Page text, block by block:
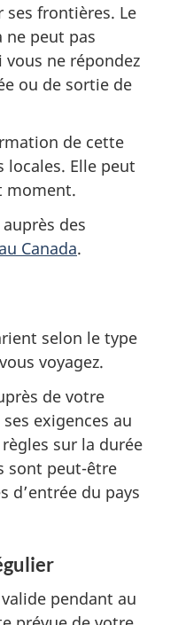
frontières. Le
ne peut pas
ne répondez
ou de sortie de
de cette
locales. Elle peut
moment.
des
Canada.
selon le type
voyagez.
de votre
exigences au
sur la durée
sont peut-être
d’entrée du pays
pendant au